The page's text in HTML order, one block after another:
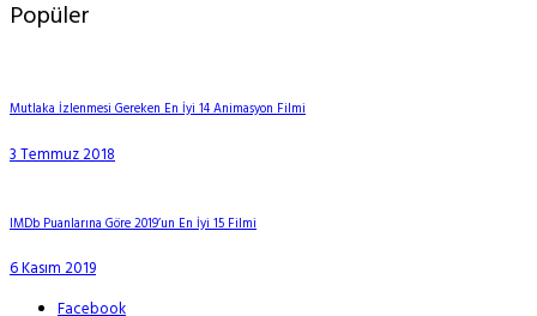
Popüler
Mutlaka İzlenmesi Gereken En İyi 14 Animasyon Filmi
3 Temmuz 2018
IMDb Puanlarına Göre 2019’un En İyi 15 Filmi
6 Kasım 2019
Facebook